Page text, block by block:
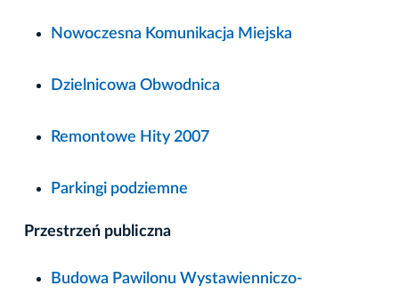
Nowoczesna Komunikacja Miejska
Dzielnicowa Obwodnica
Remontowe Hity 2007
Parkingi podziemne
Przestrzeń publiczna
Budowa Pawilonu Wystawienniczo-